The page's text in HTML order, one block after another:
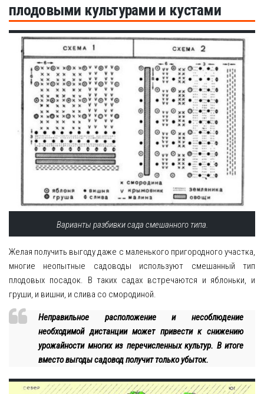
плодовыми культурами и кустами
Варианты разбивки сада смешанного типа.
Желая получить выгоду даже с маленького пригородного участка,
многие неопытные садоводы используют смешанный тип
плодовых посадок. В таких садах встречаются и яблоньки, и
груши, и вишни, и слива со смородиной.
Неправильное расположение и несоблюдение
необходимой дистанции может привести к снижению
урожайности многих из перечисленных культур. В итоге
вместо выгоды садовод получит только убыток.